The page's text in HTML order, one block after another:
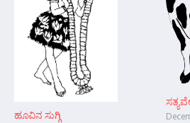
ಹೂವಿನ ಸುಗ್ಗಿ